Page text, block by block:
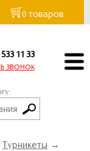
0 товаров
11 33
ЗВОНОК
Турникеты →